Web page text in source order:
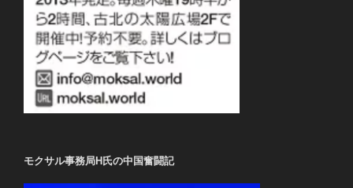
モクサル事務局H氏の中国奮闘記